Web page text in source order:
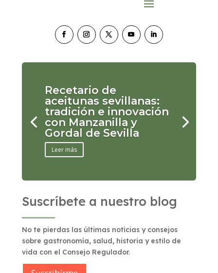
Recetario de
aceitunas sevillanas:
tradición e innovación
con Manzanilla y
Gordal de Sevilla
Leer más
Suscríbete a nuestro blog
No te pierdas las últimas noticias y consejos
sobre gastronomía, salud, historia y estilo de
vida con el Consejo Regulador.